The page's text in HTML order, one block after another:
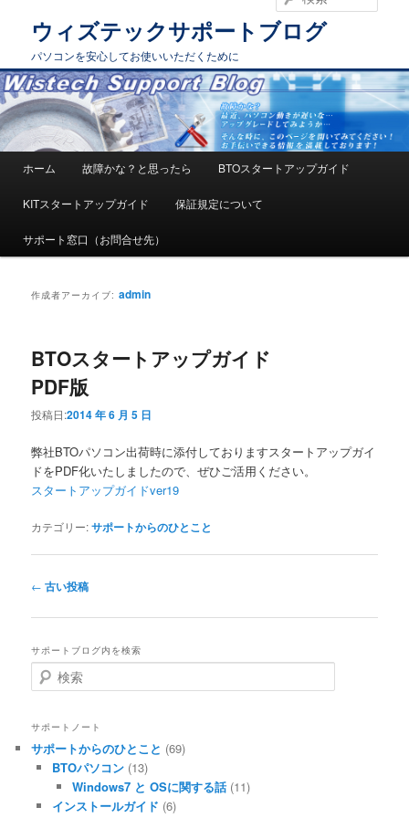
ウィズテックサポートブログ
パソコンを安心してお使いいただくために
索
メインコンテンツへ移動
サブコンテンツへ移動
ホーム 故障かな？と思ったら BTOスタートアップガイド
KITスタートアップガイド 保証規定について
サポート窓口（お問合せ先）
作成者アーカイブ:admin
BTOスタートアップガイド
PDF版
投稿日:2014 年 6 月 5 日
弊社BTOパソコン出荷時に添付しておりますスタートアップガイ
ドをPDF化いたしましたので、ぜひご活用ください。
スタートアップガイドver19
カテゴリー:サポートからのひとこと
投稿ナビゲーション
← 古い投稿
サポートブログ内を検索
検索
サポートノート
サポートからのひとこと (69)
BTOパソコン(13)
Windows7 と OSに関する話 (11)
インストールガイド (6)